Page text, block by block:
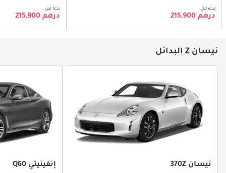
بدءا من
درهم 215,900
بدءا من
درهم 215,900
نيسان Z البدائل
نيسان 370Z إنفينيتي Q60